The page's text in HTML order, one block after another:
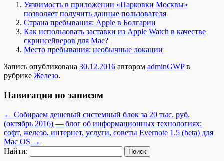
Уязвимость в приложении «Парковки Москвы»
позволяет получить данные пользователя
Страна пребывания: Apple в Болгарии
Как использовать заставки из Apple Watch в качестве
скринсейверов для Mac?
Место пребывания: необычные локации
Запись опубликована 30.12.2016 автором adminGWPв
рубрике Железо.
Навигация по записям
← Собираем дешевый системный блок за 20 тыс. руб.
(октябрь 2016) — блог об информационных технологиях:
софт, железо, интернет, услуги, советы Evernote 1.5 (beta) для
Mac OS →
Найти: